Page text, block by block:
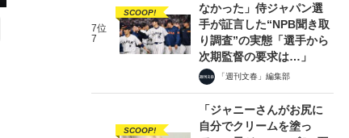
7位
7
SCOOP!
なかった」侍ジャパン選
手が証言した“NPB聞き取
り調査”の実態「選手から
次期監督の要求は…」
「週刊文春」編集部
SCOOP!
「ジャニーさんがお尻に
自分でクリームを塗っ